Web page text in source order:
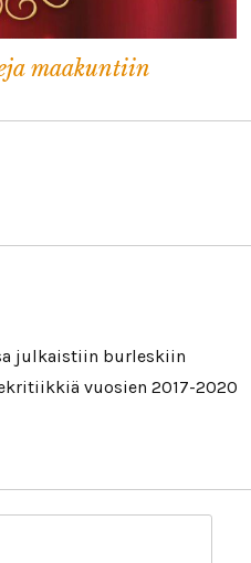
maakuntiin
julkaistiin burleskiin
vuosien 2017-2020